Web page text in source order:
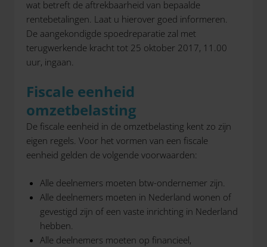
wat betreft de aftrekbaarheid van bepaalde
rentebetalingen. Laat u hierover goed informeren.
De aangekondigde spoedreparatie zal met
terugwerkende kracht tot 25 oktober 2017, 11.00
uur, ingaan.
Fiscale eenheid
omzetbelasting
De fiscale eenheid in de omzetbelasting kent zo zijn
eigen regels. Voor het vormen van een fiscale
eenheid gelden de volgende voorwaarden:
Alle deelnemers moeten btw-ondernemer zijn.
Alle deelnemers moeten in Nederland wonen of
gevestigd zijn of een vaste inrichting in Nederland
hebben.
Alle deelnemers moeten op financieel,